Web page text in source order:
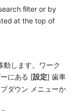
filter or by
at the top of
します。ワーク
にある [設定] 歯車
ダウン メニューか